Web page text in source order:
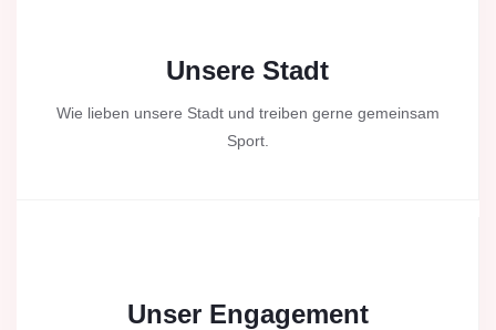
Unsere Stadt
Wie lieben unsere Stadt und treiben gerne gemeinsam
Sport.
Unser Engagement